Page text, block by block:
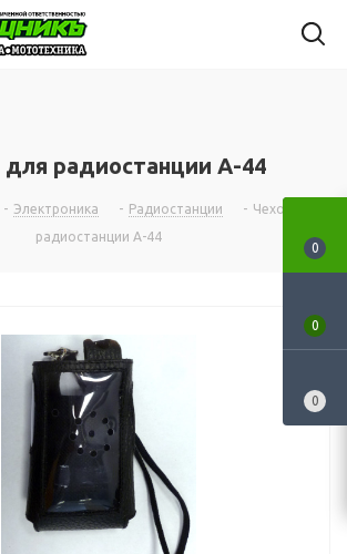
для радиостанции А-44
- Электроника - Радиостанции - Чехол для
радиостанции А-44
0
0
0